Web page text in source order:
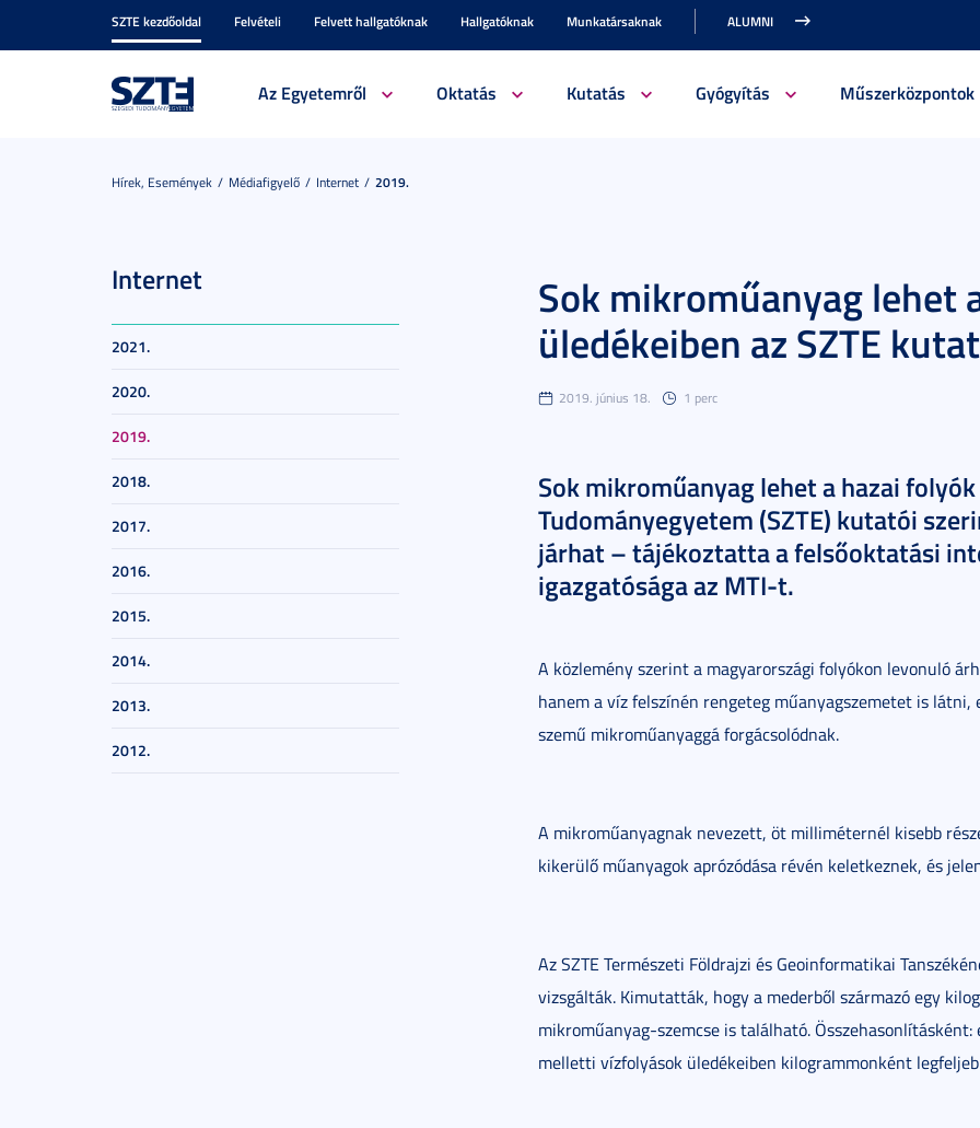
SZTE kezdőoldal Felvételi Felvett hallgatóknak Hallgatóknak Munkatársaknak ALUMNI
Az Egyetemről Oktatás Kutatás Gyógyítás Műszerközpontok
Hírek, Események Médiafigyelő Internet 2019.
Internet
2021.
2020.
2019.
2018.
2017.
2016.
2015.
2014.
2013.
2012.
Sok mikroműanyag lehet
üledékeiben az SZTE
2019. június 18. 1 perc
Sok mikroműanyag lehet a hazai
Tudományegyetem (SZTE) kutatói
járhat – tájékoztatta a felsőoktatási
igazgatósága az MTI-t.
A közlemény szerint a magyarországi folyókon levonuló
hanem a víz felszínén rengeteg műanyagszemetet is látni,
szemű mikroműanyaggá forgácsolódnak.
A mikroműanyagnak nevezett, öt milliméternél kisebb
kikerülő műanyagok aprózódása révén keletkeznek, és
Az SZTE Természeti Földrajzi és Geoinformatikai
vizsgálták. Kimutatták, hogy a mederből származó egy
mikroműanyag-szemcse is található.
melletti vízfolyások üledékeiben kilogrammonként